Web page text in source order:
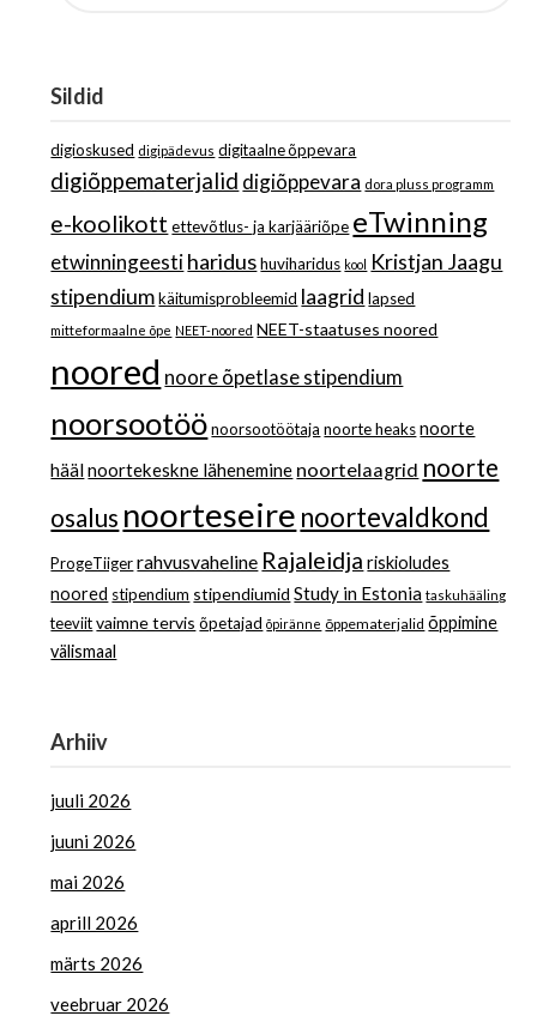
Sildid
digioskused digipädevus digitaalne õppevara
digiõppematerjalid digiõppevara dora pluss programm
e-koolikott ettevõtlus- ja karjääriõpe eTwinning
etwinningeestiharidus huviharidus kool Kristjan Jaagu
stipendium käitumisprobleemid laagrid lapsed
mitteformaalne õpe NEET-noored NEET-staatuses noored
noored noore õpetlase stipendium
noorsootöö noorsootöötaja noorte heaks noorte
häälnoortekeskne lähenemine noortelaagrid noorte
osalus noorteseire noortevaldkond
ProgeTiiger rahvusvaheline Rajaleidja riskioludes
noored stipendium stipendiumid Study in Estonia taskuhääling
teeviit vaimne tervis õpetajad õpiränne õppematerjalid õppimine
välismaal
Arhiiv
juuli 2026
juuni 2026
mai 2026
aprill 2026
märts 2026
veebruar 2026